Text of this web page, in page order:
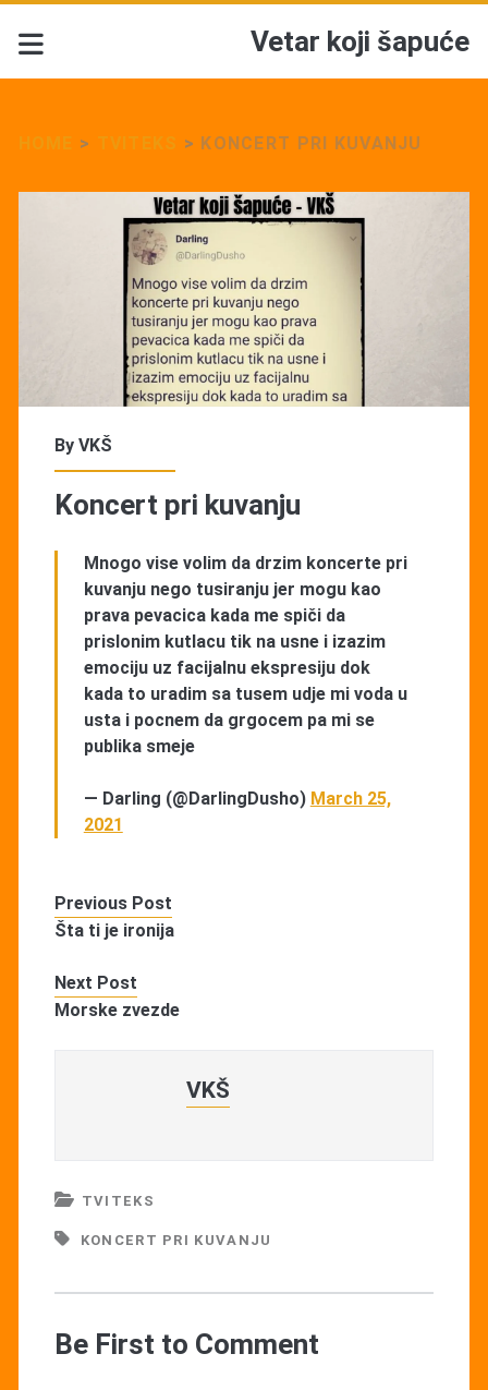
Vetar koji šapuće
> > KONCERT PRI KUVANJU
By VKŠ
Koncert pri kuvanju
Mnogo vise volim da drzim koncerte pri
kuvanju nego tusiranju jer mogu kao
prava pevacica kada me spiči da
prislonim kutlacu tik na usne i izazim
emociju uz facijalnu ekspresiju dok
kada to uradim sa tusem udje mi voda u
usta i pocnem da grgocem pa mi se
publika smeje
— Darling (@DarlingDusho) March 25,
2021
Previous Post
Šta ti je ironija
Next Post
Morske zvezde
VKŠ
TVITEKS
KONCERT PRI KUVANJU
Be First to Comment